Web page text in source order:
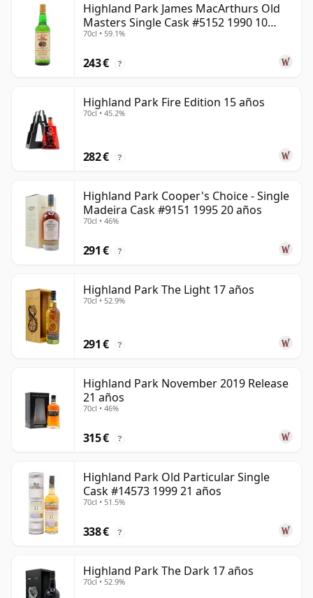
Highland Park James MacArthurs Old
Masters Single Cask #5152 1990 10
años
70cl • 59.1%
243 € ?
Highland Park Fire Edition 15 años
70cl • 45.2%
282 € ?
Highland Park Cooper's Choice - Single
Madeira Cask #9151 1995 20 años
70cl • 46%
291 € ?
Highland Park The Light 17 años
70cl • 52.9%
291 € ?
Highland Park November 2019 Release
21 años
70cl • 46%
315 € ?
Highland Park Old Particular Single
Cask #14573 1999 21 años
70cl • 51.5%
338 € ?
Highland Park The Dark 17 años
70cl • 52.9%